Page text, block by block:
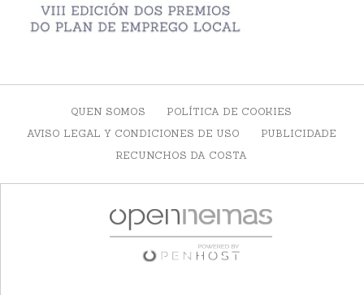
QUEN SOMOS
POLÍTICA DE COOKIES
AVISO LEGAL Y CONDICIONES DE USO
PUBLICIDADE
RECUNCHOS DA COSTA